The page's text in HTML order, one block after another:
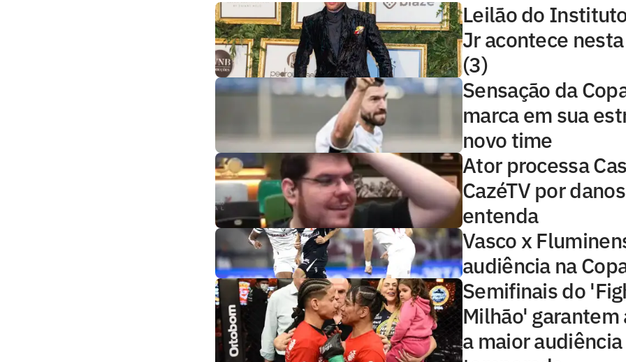
Leilão do
Jr acontece
(3)
Sensação da
marca em sua
novo time
Ator processa
CazéTV por
entenda
Vasco x
audiência na
Semifinais do
Milhão' garantem
a maior